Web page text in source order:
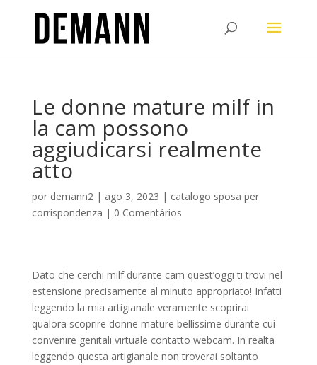
Le donne mature milf in
la cam possono
aggiudicarsi realmente
atto
por demann2| ago 3, 2023 | catalogo sposa per
corrispondenza | 0 Comentários
Dato che cerchi milf durante cam quest’oggi ti trovi nel
estensione precisamente al minuto appropriato! Infatti
leggendo la mia artigianale veramente scoprirai
qualora scoprire donne mature bellissime durante cui
convenire genitali virtuale contatto webcam. In realta
leggendo questa artigianale non troverai soltanto